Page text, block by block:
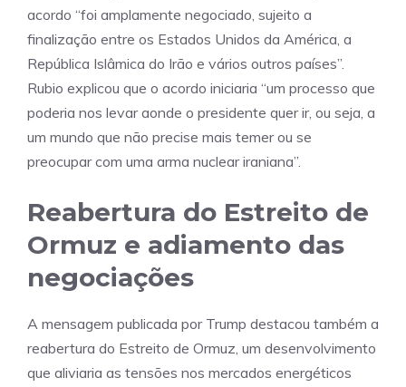
acordo “foi amplamente negociado, sujeito a
finalização entre os Estados Unidos da América, a
República Islâmica do Irão e vários outros países”.
Rubio explicou que o acordo iniciaria “um processo que
poderia nos levar aonde o presidente quer ir, ou seja, a
um mundo que não precise mais temer ou se
preocupar com uma arma nuclear iraniana”.
Reabertura do Estreito de
Ormuz e adiamento das
negociações
A mensagem publicada por Trump destacou também a
reabertura do Estreito de Ormuz, um desenvolvimento
que aliviaria as tensões nos mercados energéticos